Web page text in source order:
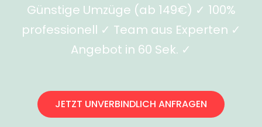
Günstige Umzüge (ab 149€) ✓ 100%
professionell ✓ Team aus Experten ✓
Angebot in 60 Sek. ✓
JETZT UNVERBINDLICH ANFRAGEN